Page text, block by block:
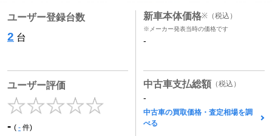
ユーザー登録台数
2 台
ユーザー評価
- ( - 件)
新車本体価格※ （税込）
※メーカー発表当時の価格です
-
中古車支払総額 （税込）
-
中古車の買取価格・査定相場を調
べる